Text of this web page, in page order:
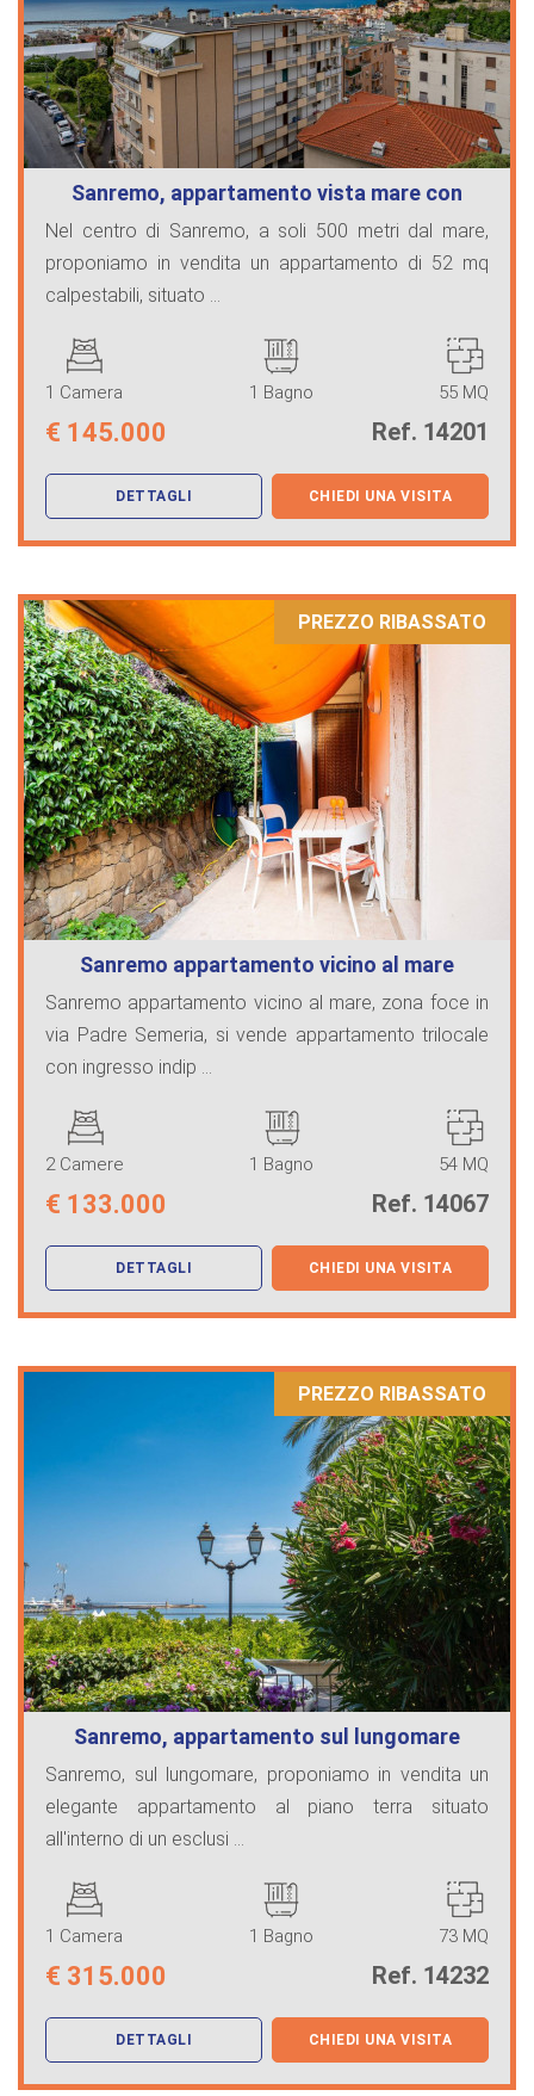
Sanremo, appartamento vista mare con
can…
Nel centro di Sanremo, a soli 500 metri dal mare,
proponiamo in vendita un appartamento di 52 mq
calpestabili, situato ...
1 Camera 1 Bagno 55 MQ
€ 145.000 Ref. 14201
DETTAGLI CHIEDI UNA VISITA
PREZZO RIBASSATO
Sanremo appartamento vicino al mare
Sanremo appartamento vicino al mare, zona foce in
via Padre Semeria, si vende appartamento trilocale
con ingresso indip ...
2 Camere 1 Bagno 54 MQ
€ 133.000 Ref. 14067
DETTAGLI CHIEDI UNA VISITA
PREZZO RIBASSATO
Sanremo, appartamento sul lungomare
Sanremo, sul lungomare, proponiamo in vendita un
elegante appartamento al piano terra situato
all'interno di un esclusi ...
1 Camera 1 Bagno 73 MQ
€ 315.000 Ref. 14232
DETTAGLI CHIEDI UNA VISITA